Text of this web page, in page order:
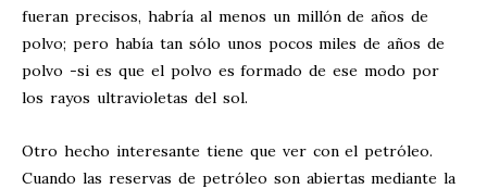
fueran precisos, habría al menos un millón de años de
polvo; pero había tan sólo unos pocos miles de años de
polvo -si es que el polvo es formado de ese modo por
los rayos ultravioletas del sol.
Otro hecho interesante tiene que ver con el petróleo.
Cuando las reservas de petróleo son abiertas mediante la